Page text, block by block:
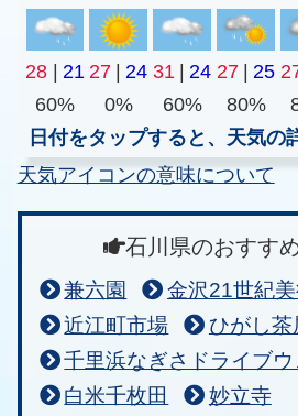
28 | 21 27 | 24 31 | 24 27 | 25
60%
0% 60% 80%
日付をタップすると、天気の
天気アイコンの意味について
石川県のおすす
兼六園
金沢21世紀
近江町市場
ひがし茶
千里浜なぎさドライブウ
白米千枚田
妙立寺